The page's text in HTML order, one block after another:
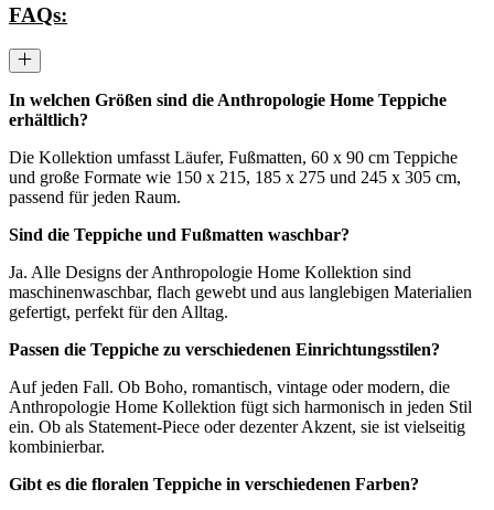
FAQs:
In welchen Größen sind die Anthropologie Home Teppiche
erhältlich?
Die Kollektion umfasst Läufer, Fußmatten, 60 x 90 cm Teppiche
und große Formate wie 150 x 215, 185 x 275 und 245 x 305 cm,
passend für jeden Raum.
Sind die Teppiche und Fußmatten waschbar?
Ja. Alle Designs der Anthropologie Home Kollektion sind
maschinenwaschbar, flach gewebt und aus langlebigen Materialien
gefertigt, perfekt für den Alltag.
Passen die Teppiche zu verschiedenen Einrichtungsstilen?
Auf jeden Fall. Ob Boho, romantisch, vintage oder modern, die
Anthropologie Home Kollektion fügt sich harmonisch in jeden Stil
ein. Ob als Statement-Piece oder dezenter Akzent, sie ist vielseitig
kombinierbar.
Gibt es die floralen Teppiche in verschiedenen Farben?